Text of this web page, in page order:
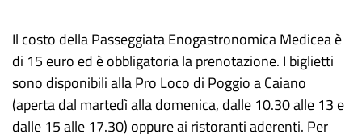
Il costo della Passeggiata Enogastronomica Medicea è
di 15 euro ed è obbligatoria la prenotazione. I biglietti
sono disponibili alla Pro Loco di Poggio a Caiano
(aperta dal martedì alla domenica, dalle 10.30 alle 13 e
dalle 15 alle 17.30) oppure ai ristoranti aderenti. Per